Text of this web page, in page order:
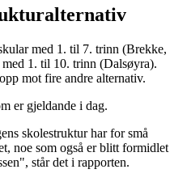
med 1. til 7. trinn (Brekke,
1. til 10. trinn (Dalsøyra).
mot fire andre alternativ.
er gjeldande i dag.
skolestruktur har for små
noe som også er blitt formidlet
står det i rapporten.